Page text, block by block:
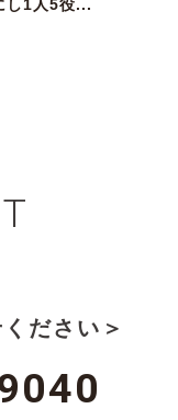
し1人5役...
ださい＞